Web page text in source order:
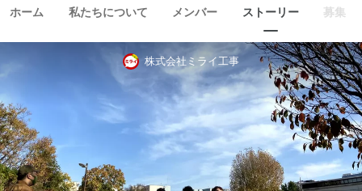
ホーム 私たちについて メンバー ストーリー 募集
株式会社ミライ工事